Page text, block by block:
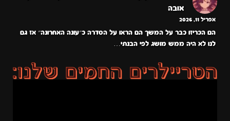
אובה
אפריל 11, 2026
הם הכריזו כבר על המשך הם הראו על הסדרה כ״עונה האחרונה״ אז גם
לנו לא היה ממש מושג לפי הבנתי…